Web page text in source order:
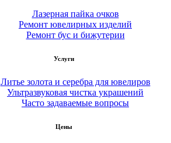
Лазерная пайка очков
Ремонт ювелирных изделий
Ремонт бус и бижутерии
Услуги
Литье золота и серебра для ювелиров
Ультразвуковая чистка украшений
Часто задаваемые вопросы
Цены